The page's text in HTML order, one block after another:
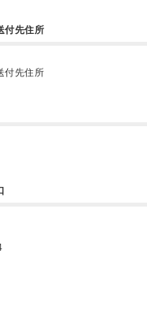
付先住所
付先住所